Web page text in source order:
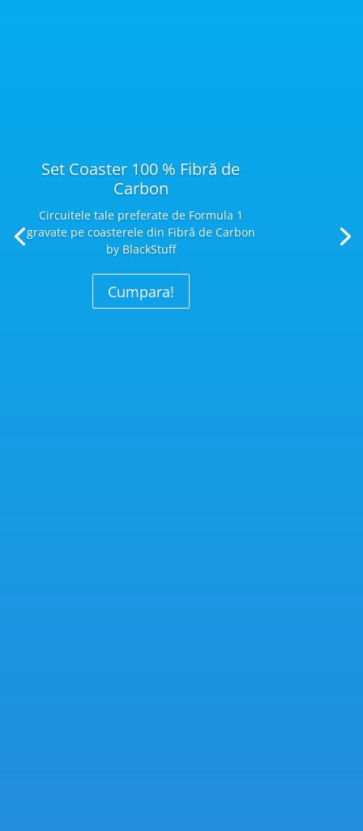
Set Coaster 100 % Fibră de
Carbon
Circuitele tale preferate de Formula 1
gravate pe coasterele din Fibră de Carbon
by BlackStuff
Cumpara!